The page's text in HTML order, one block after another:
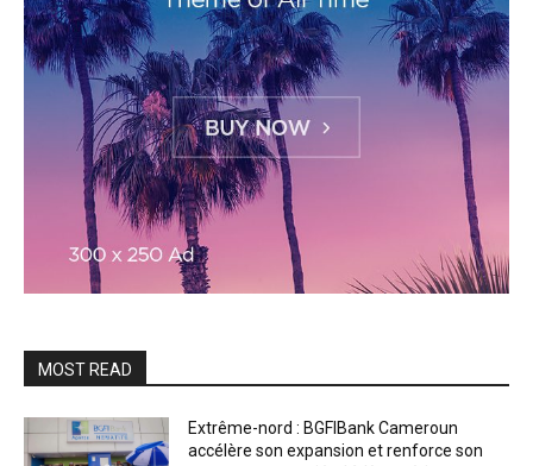
MOST READ
Extrême-nord : BGFIBank Cameroun
accélère son expansion et renforce son